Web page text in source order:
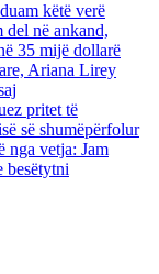
këtë verë
del në ankand,
35 mijë dollarë
Ariana Lirey
pritet të
së shumëpërfolur
nga vetja: Jam
besëtytni